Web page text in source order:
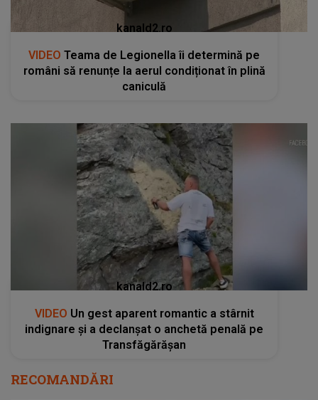
kanald2.ro
VIDEO Teama de Legionella îi determină pe
români să renunțe la aerul condiționat în plină
caniculă
kanald2.ro
VIDEO Un gest aparent romantic a stârnit
indignare și a declanșat o anchetă penală pe
Transfăgărășan
RECOMANDĂRI